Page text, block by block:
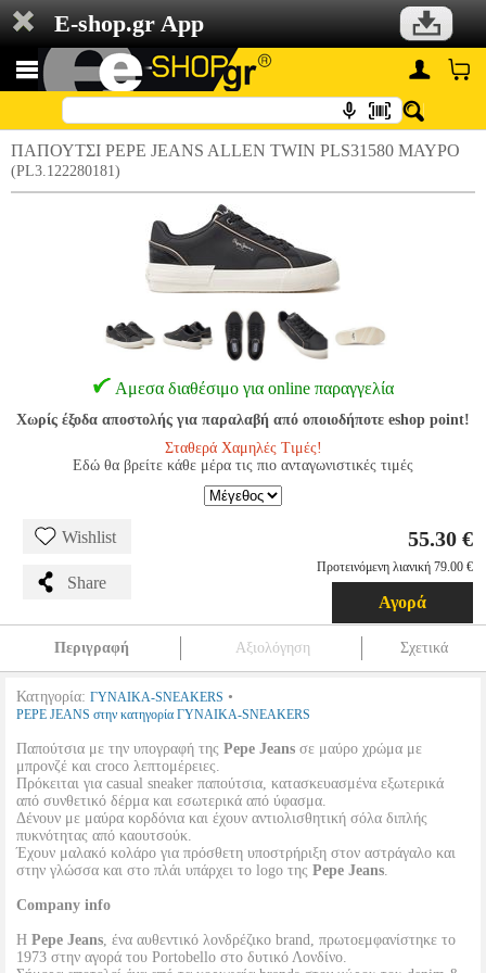
E-shop.gr App
ΠΑΠΟΥΤΣΙ PEPE JEANS ALLEN TWIN PLS31580 ΜΑΥΡΟ
(PL3.122280181)
Αμεσα διαθέσιμο για online παραγγελία
Χωρίς έξοδα αποστολής για παραλαβή από οποιοδήποτε eshop point!
Σταθερά Χαμηλές Τιμές!
Εδώ θα βρείτε κάθε μέρα τις πιο ανταγωνιστικές τιμές
Wishlist
Share
55.30 €
Προτεινόμενη λιανική 79.00 €
Αγορά
Περιγραφή Αξιολόγηση Σχετικά
Κατηγορία: ΓΥΝΑΙΚΑ-SNEAKERS •
PEPE JEANS στην κατηγορία ΓΥΝΑΙΚΑ-SNEAKERS
Παπούτσια με την υπογραφή της Pepe Jeans σε μαύρο χρώμα με
μπρονζέ και croco λεπτομέρειες.
Πρόκειται για casual sneaker παπούτσια, κατασκευασμένα εξωτερικά
από συνθετικό δέρμα και εσωτερικά από ύφασμα.
Δένουν με μαύρα κορδόνια και έχουν αντιολισθητική σόλα διπλής
πυκνότητας από καουτσούκ.
Έχουν μαλακό κολάρο για πρόσθετη υποστρήριξη στον αστράγαλο και
στην γλώσσα και στο πλάι υπάρχει το logo της Pepe Jeans.
Company info
Η Pepe Jeans, ένα αυθεντικό λονδρέζικο brand, πρωτοεμφανίστηκε το
1973 στην αγορά του Portobello στο δυτικό Λονδίνο.